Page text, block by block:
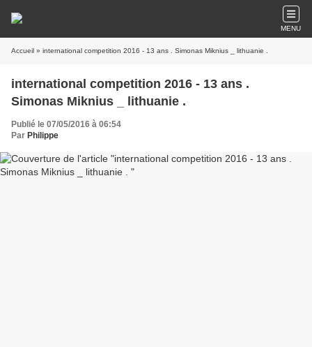
MENU
Accueil » international competition 2016 - 13 ans . Simonas Miknius _ lithuanie .
international competition 2016 - 13 ans .
Simonas Miknius _ lithuanie .
Publié le 07/05/2016 à 06:54
Par Philippe